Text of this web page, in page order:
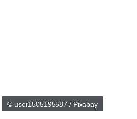
© user1505195587 / Pixabay